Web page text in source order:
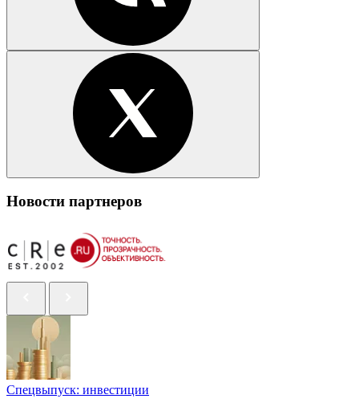
Новости партнеров
Спецвыпуск: инвестиции